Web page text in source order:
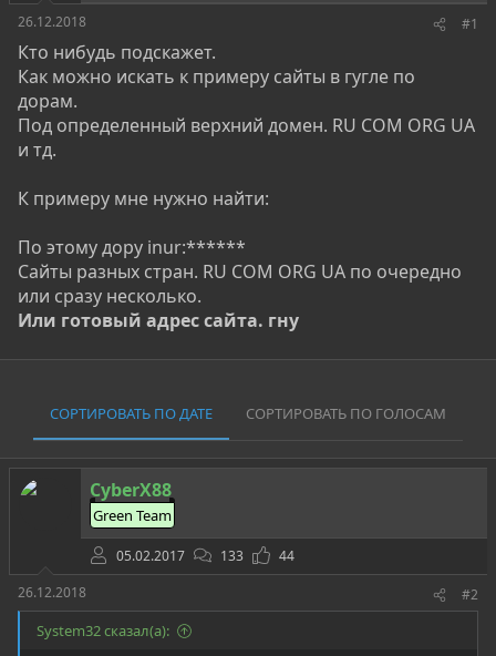
м
ы
а
26.12.2018 #1
Кто нибудь подскажет.
Как можно искать к примеру сайты в гугле по
дорам.
Под определенный верхний домен. RU COM ORG UA
и тд.
К примеру мне нужно найти:
По этому дору inur:******
Сайты разных стран. RU COM ORG UA по очередно
или сразу несколько.
Или готовый адрес сайта. гну
СОРТИРОВАТЬ ПО ДАТЕ СОРТИРОВАТЬ ПО ГОЛОСАМ
CyberX88
Green Team
05.02.2017 133
44
26.12.2018
#2
System32 сказал(а):